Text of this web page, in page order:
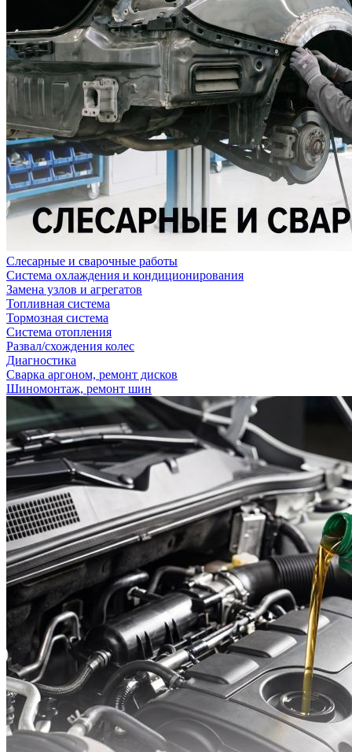
Слесарные и сварочные работы
Система охлаждения и кондиционирования
Замена узлов и агрегатов
Топливная система
Тормозная система
Система отопления
Развал/схождения колес
Диагностика
Сварка аргоном, ремонт дисков
Шиномонтаж, ремонт шин